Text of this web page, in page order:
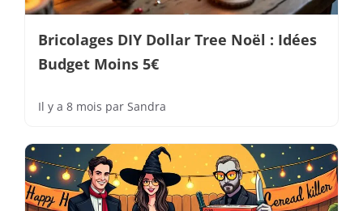
Bricolages DIY Dollar Tree Noël : Idées
Budget Moins 5€
Il y a 8 mois par Sandra